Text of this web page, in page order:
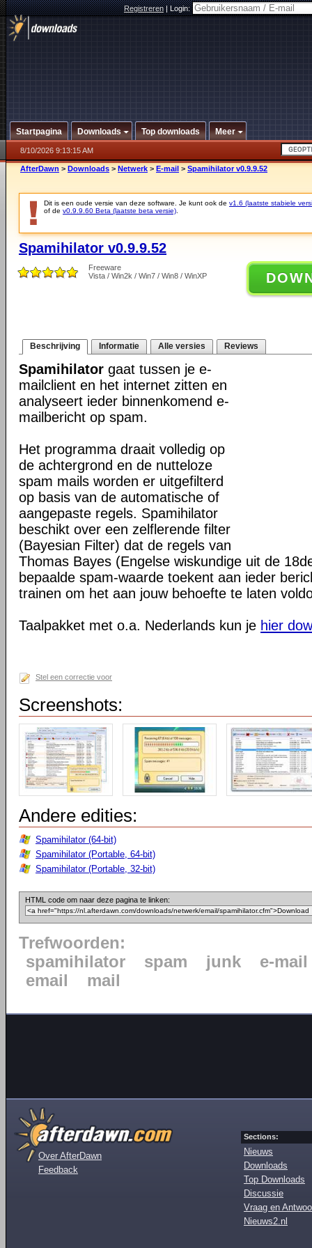
Registreren|Login:
Startpagina Downloads Top downloads Meer
8/10/2026 9:13:15 AM
AfterDawn > Downloads > Netwerk > E-mail > Spamihilator v0.9.9.52
Dit is een oude versie van deze software. Je kunt ook de v1.6 (laatste stabiele
of de v0.9.9.60 Beta (laatste beta versie)
Spamihilator v0.9.9.52
Freeware
Vista / Win2k / Win7 / Win8 / WinXP
Beschrijving Informatie Alle versies Reviews
Spamihilator gaat tussen je e-
mailclient en het internet zitten en
analyseert ieder binnenkomend e-
mailbericht op spam.
Het programma draait volledig op
de achtergrond en de nutteloze
spam mails worden er uitgefilterd
op basis van de automatische of
aangepaste regels. Spamihilator
beschikt over een zelflerende filter
(Bayesian Filter) dat de regels van
Thomas Bayes (Engelse wiskundige uit de
bepaalde spam-waarde toekent aan ieder
trainen om het aan jouw behoefte te laten
Taalpakket met o.a. Nederlands kun je hier
Stel een correctie voor
Screenshots:
Andere edities:
Spamihilator (64-bit)
Spamihilator (Portable, 64-bit)
Spamihilator (Portable, 32-bit)
HTML code om naar deze pagina te linken:
Trefwoorden:
spamihilator
spam junk
e-mail
email
mail
Over AfterDawn
Feedback
Sections:
Nieuws
Downloads
Top Downloads
Discussie
Vraag en
Nieuws2.nl